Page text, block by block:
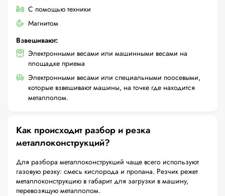
С помощью техники
Магнитом
Взвешивают:
Электронными весами или машинными весами на
площадке приема
Электронными весами или специальными поосевыми,
которые взвешивают машины, на точке где находится
металлолом.
Как происходит разбор и резка
металлоконструкций?
Для разбора металлоконструкций чаще всего используют
газовую резку: смесь кислорода и пропана. Резчик режет
металлоконструкцию в габарит для загрузки в машину,
перевозящую металлолом.